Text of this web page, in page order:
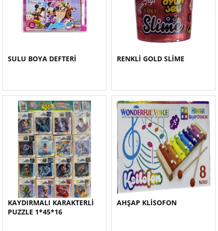
SULU BOYA DEFTERİ RENKLİ GOLD SLİME
KAYDIRMALI KARAKTERLİ
PUZZLE 1*45*16
AHŞAP KLİSOFON